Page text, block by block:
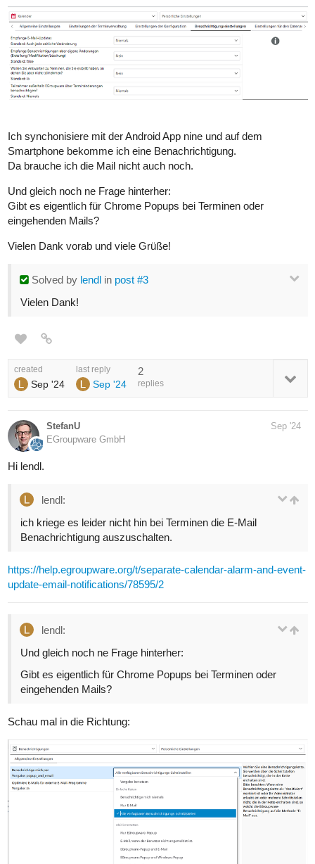
Ich synchonisiere mit der Android App nine und auf dem
Smartphone bekomme ich eine Benachrichtigung.
Da brauche ich die Mail nicht auch noch.
Und gleich noch ne Frage hinterher:
Gibt es eigentlich für Chrome Popups bei Terminen oder
eingehenden Mails?
Vielen Dank vorab und viele Grüße!
Solved by lendl in post #3
Vielen Dank!
created
Sep '24
last reply
Sep '24
2
replies
StefanU
EGroupware GmbH
Sep '24
Hi lendl.
lendl:
ich kriege es leider nicht hin bei Terminen die E-Mail
Benachrichtigung auszuschalten.
https://help.egroupware.org/t/separate-calendar-alarm-and-event-
update-email-notifications/78595/2
lendl:
Und gleich noch ne Frage hinterher:
Gibt es eigentlich für Chrome Popups bei Terminen oder
eingehenden Mails?
Schau mal in die Richtung: